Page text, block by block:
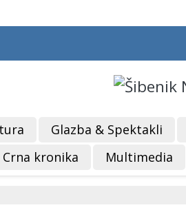
Glazba & Spektakli
Crna kronika Multimedia